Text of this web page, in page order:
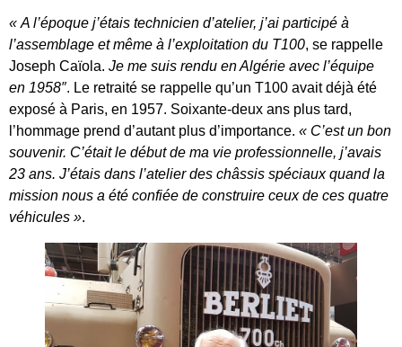
« A l’époque j’étais technicien d’atelier, j’ai participé à
l’assemblage et même à l’exploitation du T100, se rappelle
Joseph Caïola. Je me suis rendu en Algérie avec l’équipe
en 1958″. Le retraité se rappelle qu’un T100 avait déjà été
exposé à Paris, en 1957. Soixante-deux ans plus tard,
l’hommage prend d’autant plus d’importance. « C’est un bon
souvenir. C’était le début de ma vie professionnelle, j’avais
23 ans. J’étais dans l’atelier des châssis spéciaux quand la
mission nous a été confiée de construire ceux de ces quatre
véhicules ».